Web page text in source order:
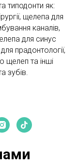
типодонти як:
щелепа для
каналів,
для синус
прадонтології,
щелеп та інші
зубів.